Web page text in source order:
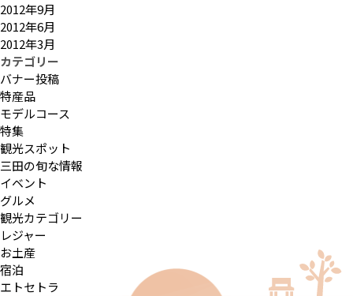
2012年9月
2012年6月
2012年3月
カテゴリー
バナー投稿
特産品
モデルコース
特集
観光スポット
三田の旬な情報
イベント
グルメ
観光カテゴリー
レジャー
お土産
宿泊
エトセトラ